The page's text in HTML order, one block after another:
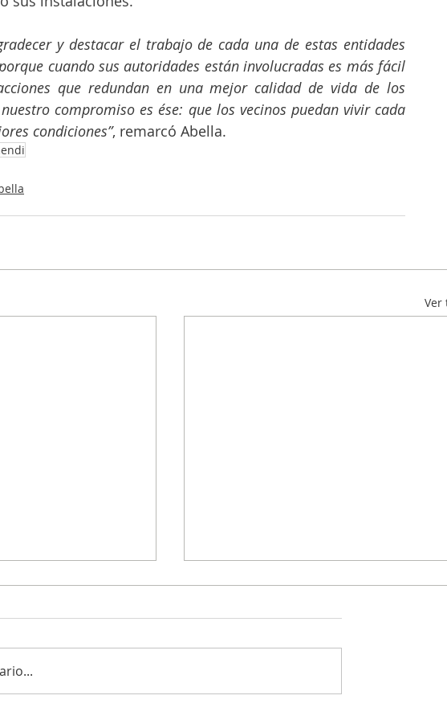
y destacar el trabajo de cada una de estas entidades
cuando sus autoridades están involucradas es más fácil
que redundan en una mejor calidad de vida de los
nuestro compromiso es ése: que los vecinos puedan vivir cada
condiciones”, remarcó Abella.
Ver